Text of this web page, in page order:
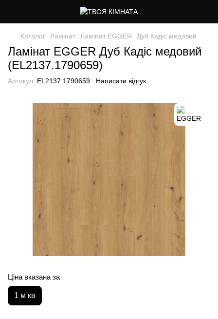
Каталог Ламінат Ламінат EGGER Дуб Кадіс медовий
Ламінат EGGER Дуб Кадіс медовий
(EL2137.1790659)
Артикул: EL2137.1790659 Написати відгук
Ціна вказана за
1 м кв